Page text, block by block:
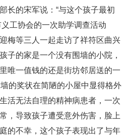
长的宋军说：“与这个孩子最初
工协会的一次助学调查活动
梅等三人一起走访了祥符区曲兴
子的家是一个没有围墙的小院，
唯一值钱的还是街坊邻居送的一
的奖状在简陋的小屋中显得格外
活无法自理的精神病患者，一次
，导致孩子遭受意外伤害，脸上
的不幸，这个孩子表现出了与年